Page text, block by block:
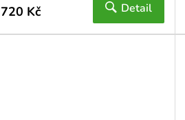
720 Kč Detail